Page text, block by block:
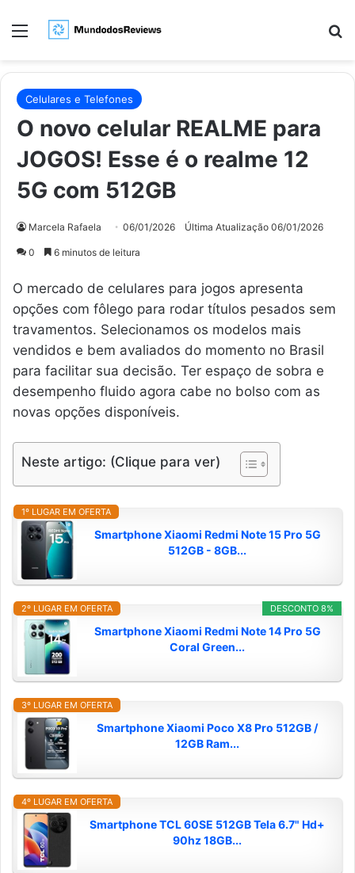
Menu
Celulares e Telefones
O novo celular REALME para
JOGOS! Esse é o realme 12
5G com 512GB
Marcela Rafaela 06/01/2026 Última Atualização 06/01/2026
0 6 minutos de leitura
O mercado de celulares para jogos apresenta
opções com fôlego para rodar títulos pesados sem
travamentos. Selecionamos os modelos mais
vendidos e bem avaliados do momento no Brasil
para facilitar sua decisão. Ter espaço de sobra e
desempenho fluido agora cabe no bolso com as
novas opções disponíveis.
Neste artigo: (Clique para ver)
1º LUGAR EM OFERTA
Smartphone Xiaomi Redmi Note 15 Pro 5G
512GB - 8GB...
DESCONTO 8%
2º LUGAR EM OFERTA
Smartphone Xiaomi Redmi Note 14 Pro 5G
Coral Green...
3º LUGAR EM OFERTA
Smartphone Xiaomi Poco X8 Pro 512GB /
12GB Ram...
4º LUGAR EM OFERTA
Smartphone TCL 60SE 512GB Tela 6.7" Hd+
90hz 18GB...